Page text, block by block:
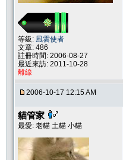
等級: 風雲使者
文章: 486
註冊時間: 2006-08-27
最近來訪: 2011-10-28
離線
2006-10-17 12:15 AM
貓管家
最愛: 老貓 土貓 小貓